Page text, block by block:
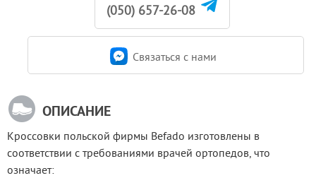
(050) 657-26-08
Связаться c нами
ОПИСАНИЕ
Кроссовки польской фирмы Befado изготовлены в
соответствии с требованиями врачей ортопедов, что
означает: